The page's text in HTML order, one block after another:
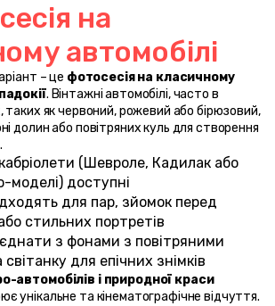
на
автомобілі
– це фотосесія на класичному
. Вінтажні автомобілі, часто в
таких як червоний, рожевий або бірюзовий,
долин або повітряних куль для створення
(Шевроле, Кадилак або
моделі) доступні
для пар, зйомок перед
стильних портретів
з фонами з повітряними
для епічних знімків
автомобілів і природної краси
унікальне та кінематографічне відчуття.